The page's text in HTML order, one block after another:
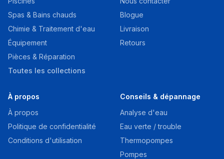
Spas & Bains chauds
Chimie & Traitement d'eau
Équipement
Pièces & Réparation
Toutes les collections
Blogue
Livraison
Retours
À propos
À propos
Politique de confidentialité
Conditions d'utilisation
Conseils & dépannage
Analyse d'eau
Eau verte / trouble
Thermopompes
Pompes